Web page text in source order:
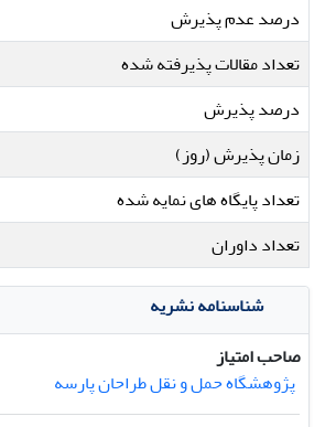
درصد عدم پذیرش
تعداد مقالات پذیرفته شده
درصد پذیرش
زمان پذیرش (روز)
تعداد پایگاه های نمایه شده
تعداد داوران
شناسنامه نشریه
صاحب امتیاز
پژوهشگاه حمل و نقل طراحان پارسه